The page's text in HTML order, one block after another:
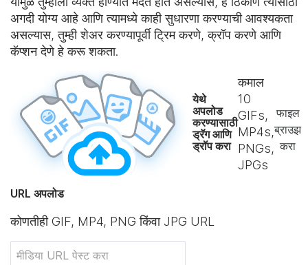
अगदी योग्य आहे आणि त्यामध्ये काही सुधारणा करण्याची आवश्यकता
असल्यास, तुम्ही शेअर करण्यापूर्वी ट्रिम करणे, क्रॉप करणे आणि
कॅप्शन देणे हे करू शकता.
येथे
अपलोड
करण्यासाठी
ड्रॅग आणि
ड्रॉप करा
कमाल
10
GIFs,
MP4s,
PNGs,
JPGs
फाइल
ब्राउझ
करा
URL अपलोड
कोणतीही GIF, MP4, PNG किंवा JPG URL